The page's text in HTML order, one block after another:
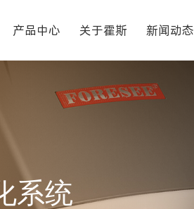
产品中心 关于霍斯 新闻动态
系统